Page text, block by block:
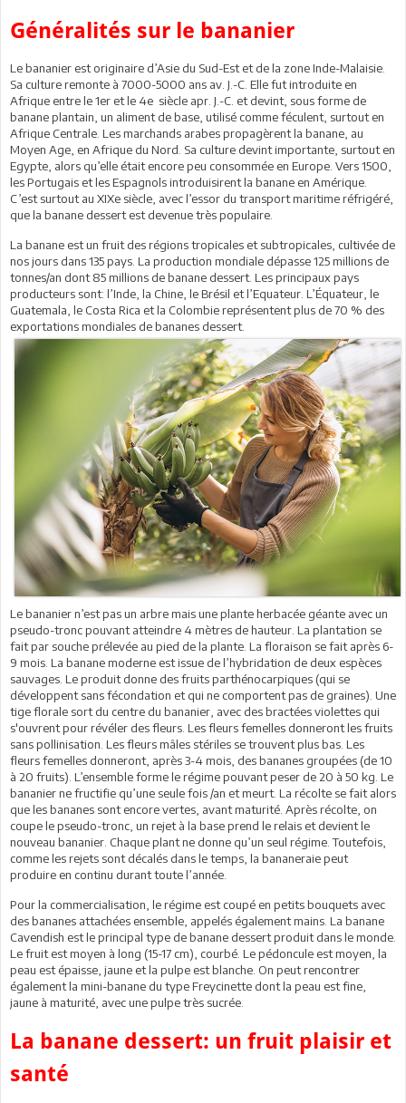
Généralités sur le bananier
Le bananier est originaire d’Asie du Sud-Est et de la zone Inde-Malaisie.
Sa culture remonte à 7000-5000 ans av. J.-C. Elle fut introduite en
Afrique entre le 1er et le 4e siècle apr. J.-C. et devint, sous forme de
banane plantain, un aliment de base, utilisé comme féculent, surtout en
Afrique Centrale. Les marchands arabes propagèrent la banane, au
Moyen Age, en Afrique du Nord. Sa culture devint importante, surtout en
Egypte, alors qu’elle était encore peu consommée en Europe. Vers 1500,
les Portugais et les Espagnols introduisirent la banane en Amérique.
C’est surtout au XIXe siècle, avec l’essor du transport maritime réfrigéré,
que la banane dessert est devenue très populaire.
La banane est un fruit des régions tropicales et subtropicales, cultivée de
nos jours dans 135 pays. La production mondiale dépasse 125 millions de
tonnes/an dont 85 millions de banane dessert. Les principaux pays
producteurs sont: l’Inde, la Chine, le Brésil et l’Equateur. L’Équateur, le
Guatemala, le Costa Rica et la Colombie représentent plus de 70 % des
exportations mondiales de bananes dessert.
Le bananier n’est pas un arbre mais une plante herbacée géante avec un
pseudo-tronc pouvant atteindre 4 mètres de hauteur. La plantation se
fait par souche prélevée au pied de la plante. La floraison se fait après 6-
9 mois. La banane moderne est issue de l’hybridation de deux espèces
sauvages. Le produit donne des fruits parthénocarpiques (qui se
développent sans fécondation et qui ne comportent pas de graines). Une
tige florale sort du centre du bananier, avec des bractées violettes qui
s'ouvrent pour révéler des fleurs. Les fleurs femelles donneront les fruits
sans pollinisation. Les fleurs mâles stériles se trouvent plus bas. Les
fleurs femelles donneront, après 3-4 mois, des bananes groupées (de 10
à 20 fruits). L’ensemble forme le régime pouvant peser de 20 à 50 kg. Le
bananier ne fructifie qu’une seule fois /an et meurt. La récolte se fait alors
que les bananes sont encore vertes, avant maturité. Après récolte, on
coupe le pseudo-tronc, un rejet à la base prend le relais et devient le
nouveau bananier. Chaque plant ne donne qu’un seul régime. Toutefois,
comme les rejets sont décalés dans le temps, la bananeraie peut
produire en continu durant toute l’année.
Pour la commercialisation, le régime est coupé en petits bouquets avec
des bananes attachées ensemble, appelés également mains. La banane
Cavendish est le principal type de banane dessert produit dans le monde.
Le fruit est moyen à long (15-17 cm), courbé. Le pédoncule est moyen, la
peau est épaisse, jaune et la pulpe est blanche. On peut rencontrer
également la mini-banane du type Freycinette dont la peau est fine,
jaune à maturité, avec une pulpe très sucrée.
La banane dessert: un fruit plaisir et
santé